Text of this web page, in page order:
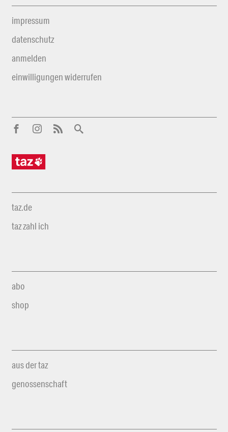
impressum
datenschutz
anmelden
einwilligungen widerrufen
taz.de
taz zahl ich
abo
shop
aus der taz
genossenschaft